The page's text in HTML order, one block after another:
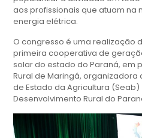
aos profissionais que atuam na
energia elétrica.
O congresso é uma realização
primeira cooperativa de
solar do estado do Paraná, em
Rural de Maringá, organizadora
de Estado da Agricultura (Seab)
Desenvolvimento Rural do